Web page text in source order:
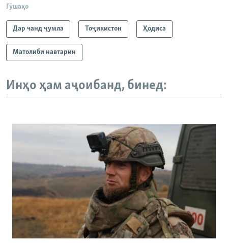
720p 1080p
Гӯшаҳо
Дар чанд ҷумла Тоҷикистон Ҳодиса
Матолиби навтарин
Инҳо ҳам аҷоибанд, бинед: